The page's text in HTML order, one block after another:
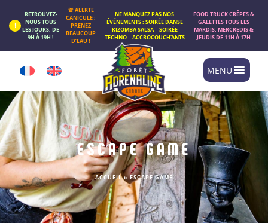
RETROUVEZ-
NOUS TOUS
LES JOURS, DE
9H À 19H !
🚨 ALERTE
CANICULE :
PRENEZ
BEAUCOUP
D’EAU !
NE MANQUEZ PAS NOS
ÉVÉNEMENTS: SOIRÉE DANSE
KIZOMBA SALSA – SOIRÉE
TECHNO – ACCROCOUCH’ANTS
FOOD TRUCK CRÊPES &
GALETTES TOUS LES
MARDIS, MERCREDIS &
JEUDIS DE 11H À 17H
MENU
ESCAPE GAME
ACCUEIL»ESCAPE GAME
Panneau de gestion des cookies